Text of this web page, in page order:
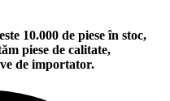
10.000 de piese în stoc,
piese de calitate,
de importator.